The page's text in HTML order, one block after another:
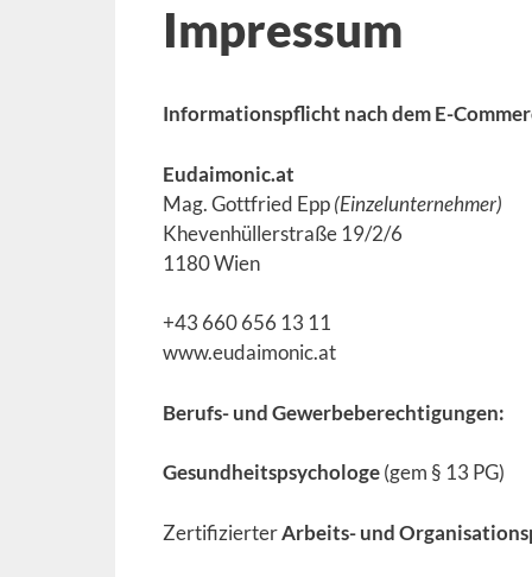
Impressum
Informationspflicht nach dem E-
Eudaimonic.at
Mag. Gottfried Epp(Einzelunternehmer)
Khevenhüllerstraße 19/2/6
1180 Wien
+43 660 656 13 11
www.eudaimonic.at
Berufs- und Gewerbeberechtigungen:
Gesundheitspsychologe(gem § 13 PG)
ZertifizierterArbeits- und